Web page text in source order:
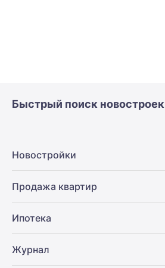
Быстрый поиск новостроек
Новостройки
Продажа квартир
Ипотека
Журнал